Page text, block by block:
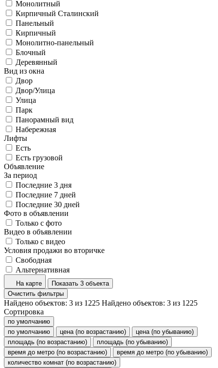
Монолитный
Кирпичный Сталинский
Панельный
Кирпичный
Монолитно-панельный
Блочный
Деревянный
Вид из окна
Двор
Двор/Улица
Улица
Парк
Панорамный вид
Набережная
Лифты
Есть
Есть грузовой
Объявление
За период
Последние 3 дня
Последние 7 дней
Последние 30 дней
Фото в объявлении
Только с фото
Видео в объявлении
Только с видео
Условия продажи во вторичке
Свободная
Альтернативная
На карте
Показать 3 объекта
Очистить фильтры
Найдено объектов: 3 из 1225 Найдено объектов: 3 из 1225
Сортировка
по умолчанию
по умолчанию
цена (по возрастанию)
цена (по убыванию)
площадь (по возрастанию)
площадь (по убыванию)
время до метро (по возрастанию)
время до метро (по убыванию)
количество комнат (по возрастанию)